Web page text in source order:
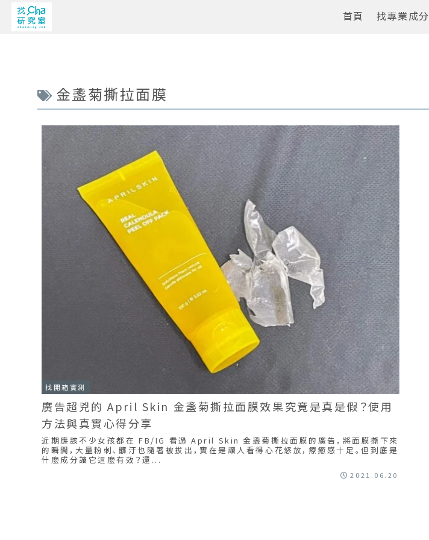
首頁 找專業成分
金盞菊撕拉面膜
找開箱實測
廣告超兇的 April Skin 金盞菊撕拉面膜效果究竟是真是假？使用
方法與真實心得分享
近期應該不少女孩都在 FB/IG 看過 April Skin 金盞菊撕拉面膜的廣告，將面膜撕下來
的瞬間，大量粉刺、髒汙也隨著被拔出，實在是讓人看得心花怒放，療癒感十足。但到底是
什麼成分讓它這麼有效？還...
2021.06.20